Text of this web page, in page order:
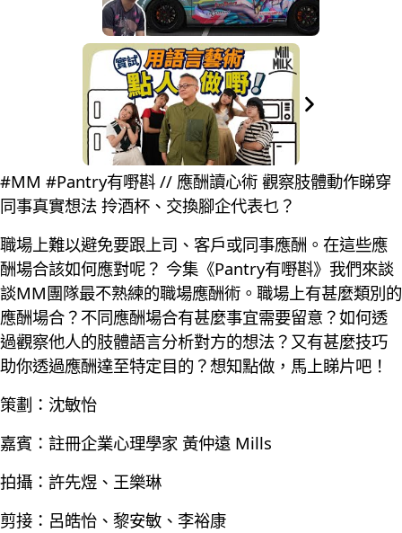
#MM #Pantry有嘢斟 // 應酬讀心術 觀察肢體動作睇穿
同事真實想法 拎酒杯、交換腳企代表乜？
職場上難以避免要跟上司、客戶或同事應酬。在這些應
酬場合該如何應對呢？ 今集《Pantry有嘢斟》我們來談
談MM團隊最不熟練的職場應酬術。職場上有甚麼類別的
應酬場合？不同應酬場合有甚麼事宜需要留意？如何透
過觀察他人的肢體語言分析對方的想法？又有甚麼技巧
助你透過應酬達至特定目的？想知點做，馬上睇片吧！
策劃：沈敏怡
嘉賓：註冊企業心理學家 黃仲遠 Mills
拍攝：許先煜、王樂琳
剪接：呂皓怡、黎安敏、李裕康